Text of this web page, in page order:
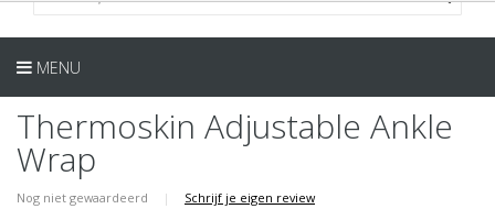
MENU
Thermoskin Adjustable Ankle
Wrap
Nog niet gewaardeerd | Schrijf je eigen review